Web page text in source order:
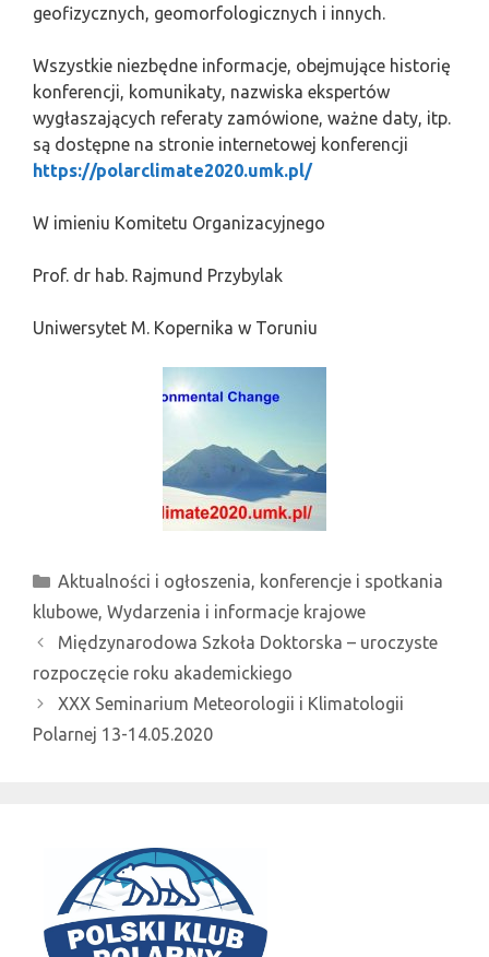
geofizycznych, geomorfologicznych i innych.
Wszystkie niezbędne informacje, obejmujące historię
konferencji, komunikaty, nazwiska ekspertów
wygłaszających referaty zamówione, ważne daty, itp.
są dostępne na stronie internetowej konferencji
https://polarclimate2020.umk.pl/
W imieniu Komitetu Organizacyjnego
Prof. dr hab. Rajmund Przybylak
Uniwersytet M. Kopernika w Toruniu
Kategorie
Aktualności i ogłoszenia, konferencje i spotkania
klubowe, Wydarzenia i informacje krajowe
Międzynarodowa Szkoła Doktorska – uroczyste
rozpoczęcie roku akademickiego
XXX Seminarium Meteorologii i Klimatologii
Polarnej 13-14.05.2020